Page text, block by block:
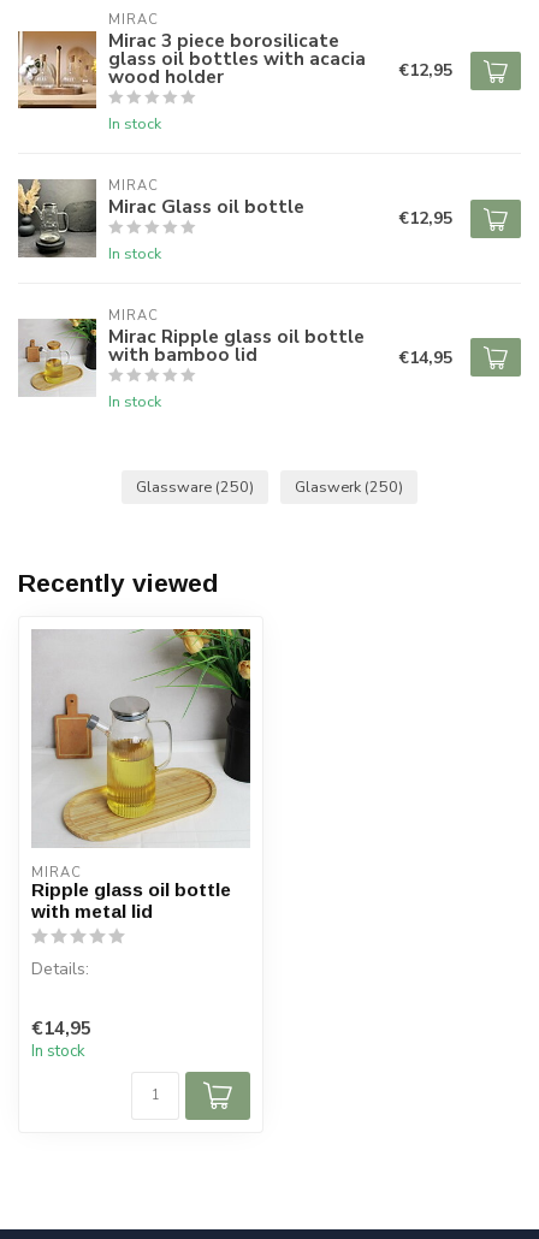
MIRAC
Mirac 3 piece borosilicate
glass oil bottles with acacia
wood holder
In stock
€12,95
MIRAC
Mirac Glass oil bottle
In stock
€12,95
MIRAC
Mirac Ripple glass oil bottle
with bamboo lid
In stock
€14,95
Glassware (250) Glaswerk (250)
Recently viewed
MIRAC
Ripple glass oil bottle
with metal lid
Details:
Content: 1000 ml
Material: Glass
€14,95
In stock